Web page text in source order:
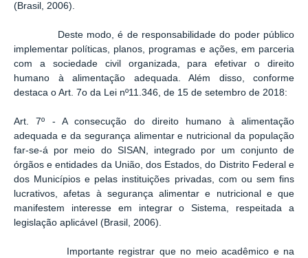
(Brasil, 2006).
Deste modo, é de responsabilidade do poder público
implementar políticas, planos, programas e ações, em parceria
com a sociedade civil organizada, para efetivar o direito
humano à alimentação adequada. Além disso, conforme
destaca o Art. 7o da Lei nº11.346, de 15 de setembro de 2018:
Art. 7º - A consecução do direito humano à alimentação
adequada e da segurança alimentar e nutricional da população
far-se-á por meio do SISAN, integrado por um conjunto de
órgãos e entidades da União, dos Estados, do Distrito Federal e
dos Municípios e pelas instituições privadas, com ou sem fins
lucrativos, afetas à segurança alimentar e nutricional e que
manifestem interesse em integrar o Sistema, respeitada a
legislação aplicável (Brasil, 2006).
Importante registrar que no meio acadêmico e na